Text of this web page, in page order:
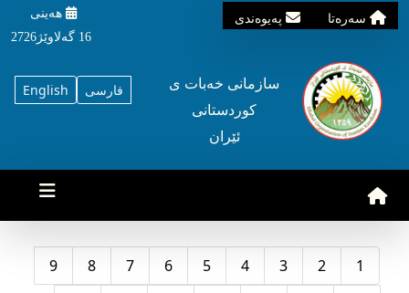
سه‌ره‌تا په‌یوه‌ندی
هه‌ینی
16 گه‌لاوێژ2726
English فارسی
سازمانی خه‌بات ی
کوردستانی
ئێران
1
2
3
4
5
6
7
8
9